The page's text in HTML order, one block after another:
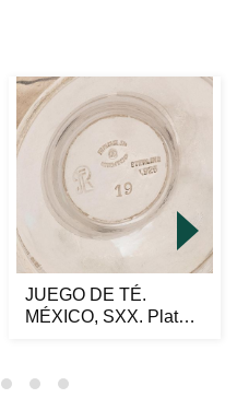
JUEGO DE TÉ.
MÉXICO, SXX. Plata